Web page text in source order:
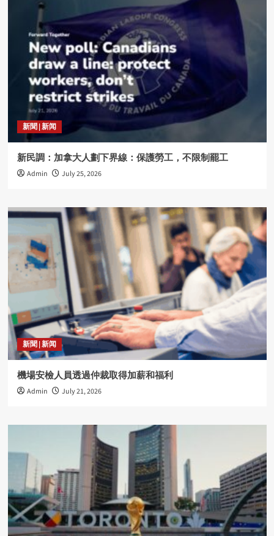
新聞 | 新闻
新民調：加拿大人劃下界線：保護勞工，不限制罷工
Admin July 25, 2026
新聞 | 新闻
機場安檢人員透過仲裁取得加薪和福利
Admin July 21, 2026